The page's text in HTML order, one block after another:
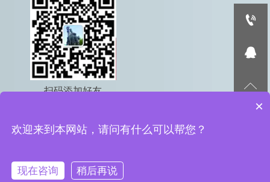
扫码添加好友
鲁公网安备 37039002000615号



×
欢迎来到本网站，请问有什么可以帮您？
现在咨询 稍后再说